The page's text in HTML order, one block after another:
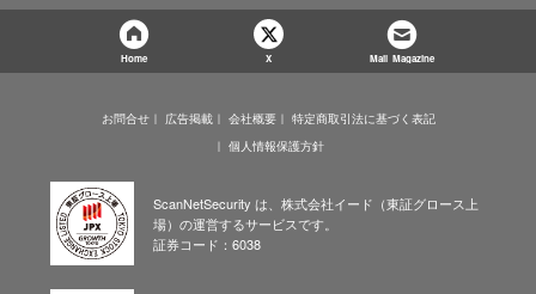
Home X Mail Magazine
お問合せ 広告掲載 会社概要
特定商取引法に基づく表記
個人情報保護方針
ScanNetSecurity は、株式会社イード（東証グロース上
場）の運営するサービスです。
証券コード：6038